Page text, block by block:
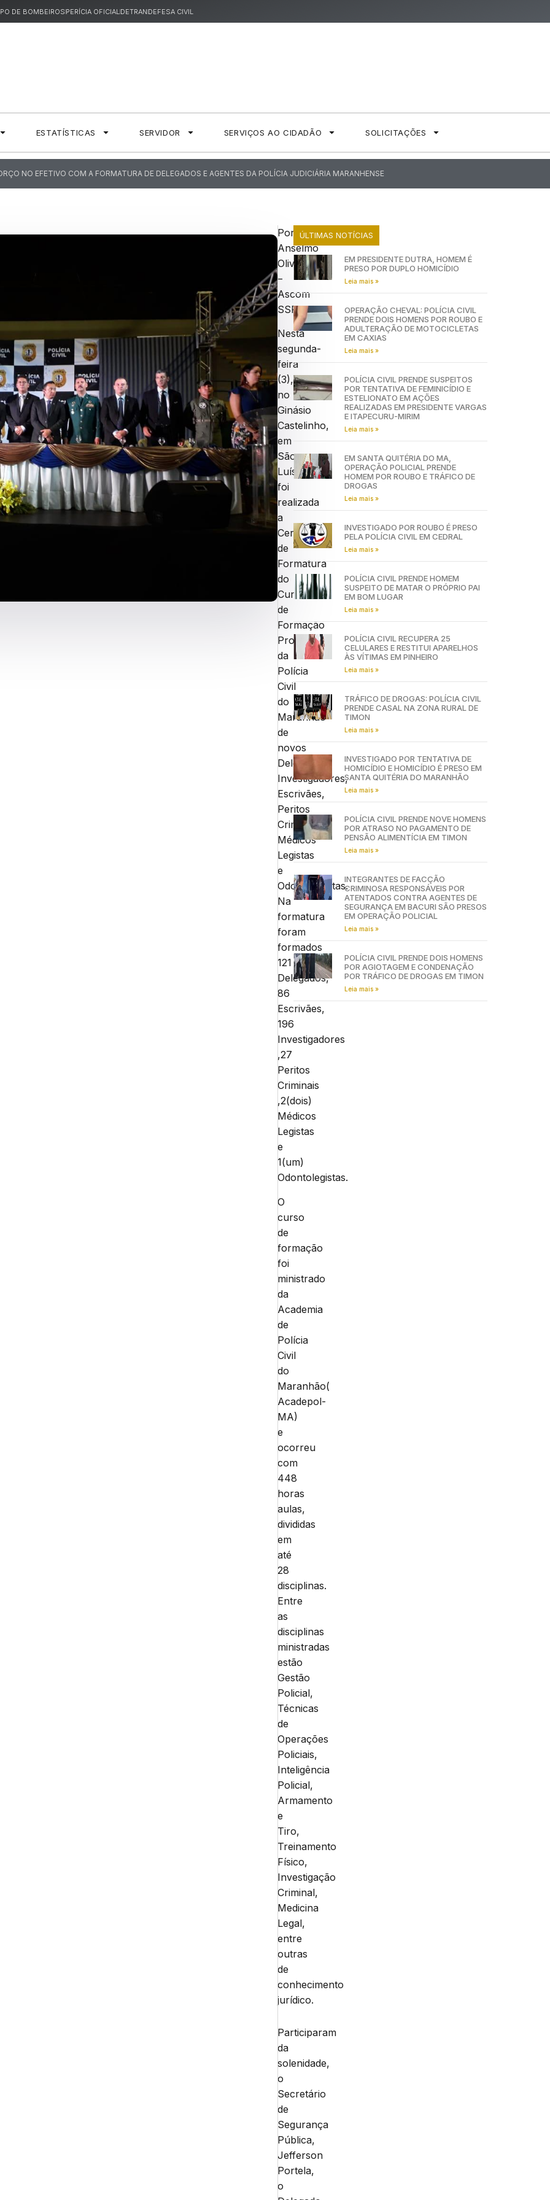
DE BOMBEIROSPERÍCIA OFICIALDETRANDEFESA CIVIL
ESTATÍSTICAS SERVIDOR SERVIÇOS AO CIDADÃO SOLICITAÇÕES
NO EFETIVO COM A FORMATURA DE DELEGADOS E AGENTES DA POLÍCIA JUDICIÁRIA MARANHENSE
Por:
Anselmo
Oliveira
–
Ascom
SSP
Nesta
segunda-
feira
(3),
no
Ginásio
Castelinho,
em
São
Luís,
foi
realizada
a
Cerimônia
de
Formatura
do
Curso
de
Formação
Profissional
da
Polícia
Civil
do
Maranhão
de
novos
Delegados,
Investigadores,
Escrivães,
Peritos
Criminais,
Médicos
Legistas
e
Odontolegistas.
Na
formatura
foram
formados
121
Delegados,
86
Escrivães,
196
Investigadores
,27
Peritos
Criminais
,2(dois)
Médicos
Legistas
e
1(um)
Odontolegistas.
O
curso
de
formação
foi
ministrado
da
Academia
de
Polícia
Civil
do
Maranhão(
Acadepol-
MA)
e
ocorreu
com
448
horas
aulas,
divididas
em
até
28
disciplinas.
Entre
as
disciplinas
ministradas
estão
Gestão
Policial,
Técnicas
de
Operações
Policiais,
Inteligência
Policial,
Armamento
e
Tiro,
Treinamento
Físico,
Investigação
Criminal,
Medicina
Legal,
entre
outras
de
conhecimento
jurídico.
Participaram
da
solenidade,
o
Secretário
de
Segurança
Pública,
Jefferson
Portela,
o
ÚLTIMAS NOTÍCIAS
EM PRESIDENTE DUTRA, HOMEM É
PRESO POR DUPLO HOMICÍDIO
Leia mais »
OPERAÇÃO CHEVAL: POLÍCIA CIVIL
PRENDE DOIS HOMENS POR ROUBO E
ADULTERAÇÃO DE MOTOCICLETAS
EM CAXIAS
Leia mais »
POLÍCIA CIVIL PRENDE SUSPEITOS
POR TENTATIVA DE FEMINICÍDIO E
ESTELIONATO EM AÇÕES
REALIZADAS EM PRESIDENTE VARGAS
E ITAPECURU-MIRIM
Leia mais »
EM SANTA QUITÉRIA DO MA,
OPERAÇÃO POLICIAL PRENDE
HOMEM POR ROUBO E TRÁFICO DE
DROGAS
Leia mais »
INVESTIGADO POR ROUBO É PRESO
PELA POLÍCIA CIVIL EM CEDRAL
Leia mais »
POLÍCIA CIVIL PRENDE HOMEM
SUSPEITO DE MATAR O PRÓPRIO PAI
EM BOM LUGAR
Leia mais »
POLÍCIA CIVIL RECUPERA 25
CELULARES E RESTITUI APARELHOS
ÀS VÍTIMAS EM PINHEIRO
Leia mais »
TRÁFICO DE DROGAS: POLÍCIA CIVIL
PRENDE CASAL NA ZONA RURAL DE
TIMON
Leia mais »
INVESTIGADO POR TENTATIVA DE
HOMICÍDIO E HOMICÍDIO É PRESO EM
SANTA QUITÉRIA DO MARANHÃO
Leia mais »
POLÍCIA CIVIL PRENDE NOVE HOMENS
POR ATRASO NO PAGAMENTO DE
PENSÃO ALIMENTÍCIA EM TIMON
Leia mais »
INTEGRANTES DE FACÇÃO
CRIMINOSA RESPONSÁVEIS POR
ATENTADOS CONTRA AGENTES DE
SEGURANÇA EM BACURI SÃO PRESOS
EM OPERAÇÃO POLICIAL
Leia mais »
POLÍCIA CIVIL PRENDE DOIS HOMENS
POR AGIOTAGEM E CONDENAÇÃO
POR TRÁFICO DE DROGAS EM TIMON
Leia mais »